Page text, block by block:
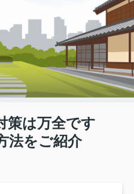
策は万全です
法をご紹介